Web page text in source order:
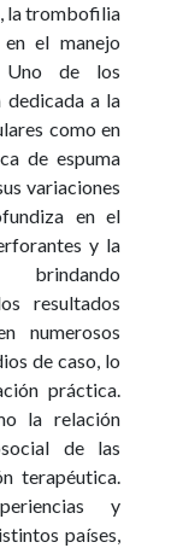
la trombofilia
el manejo
Uno de los
dedicada a la
como en
de espuma
variaciones
en el
y la
brindando
resultados
numerosos
de caso, lo
práctica.
la relación
de las
terapéutica.
y
países,